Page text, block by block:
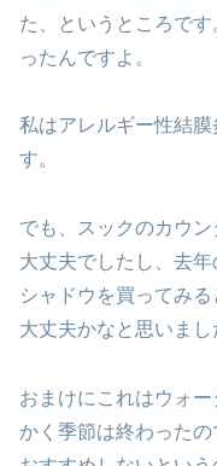
た、というところで
ったんですよ。
私はアレルギー性結
す。
でも、スックのカウ
大丈夫でしたし、去
シャドウを買ってみ
大丈夫かなと思いまし
おまけにこれはウォ
かく季節は終わった